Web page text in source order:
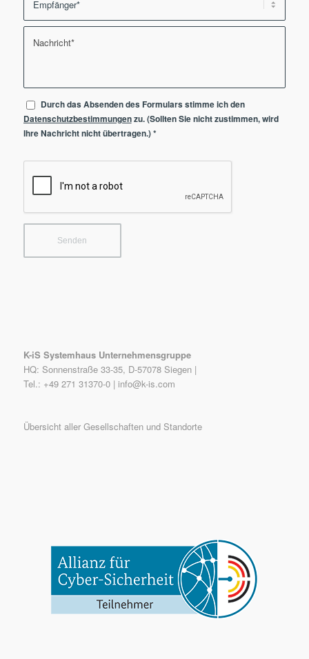
Durch das Absenden des Formulars stimme ich den
Datenschutzbestimmungenzu. (Sollten Sie nicht zustimmen, wird
Ihre Nachricht nicht übertragen.)*
K-iS Systemhaus Unternehmensgruppe
HQ: Sonnenstraße 33-35, D-57078 Siegen |
Tel.: +49 271 31370-0 | info@k-is.com
Übersicht aller Gesellschaften und Standorte